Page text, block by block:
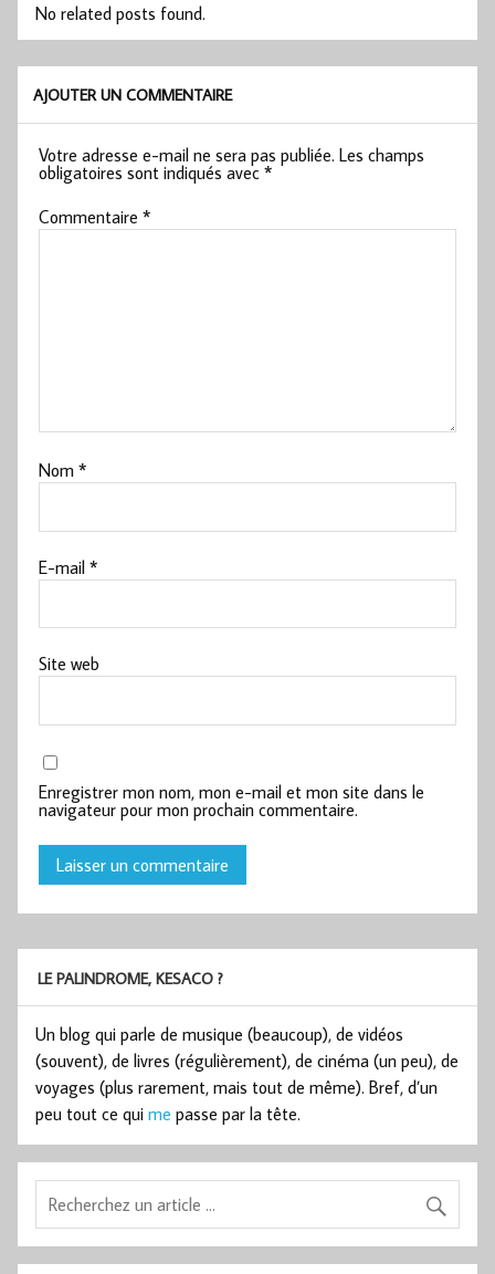
No related posts found.
AJOUTER UN COMMENTAIRE
Votre adresse e-mail ne sera pas publiée. Les champs
obligatoires sont indiqués avec*
Commentaire*
Nom*
E-mail*
Site web
Enregistrer mon nom, mon e-mail et mon site dans le
navigateur pour mon prochain commentaire.
LE PALINDROME, KESACO ?
Un blog qui parle de musique (beaucoup), de vidéos
(souvent), de livres (régulièrement), de cinéma (un peu), de
voyages (plus rarement, mais tout de même). Bref, d’un
peu tout ce qui me passe par la tête.